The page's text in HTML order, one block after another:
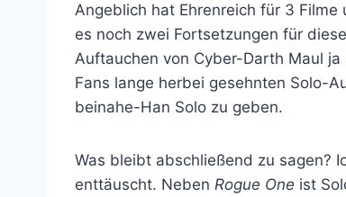
Angeblich hat Ehrenreich für 3
es noch zwei Fortsetzungen für
Auftauchen von Cyber-Darth Maul
Fans lange herbei gesehnten Solo-
beinahe-Han Solo zu geben.
Was bleibt abschließend zu sagen?
enttäuscht. Neben Rogue One ist